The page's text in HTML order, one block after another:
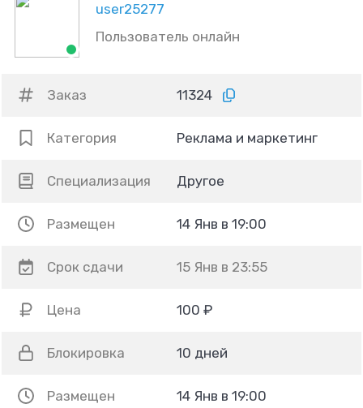
user25277
Пользователь онлайн
Заказ 11324
Категория Реклама и маркетинг
Специализация Другое
Размещен 14 Янв в 19:00
Срок сдачи 15 Янв в 23:55
Цена 100 ₽
Блокировка 10 дней
Размещен 14 Янв в 19:00